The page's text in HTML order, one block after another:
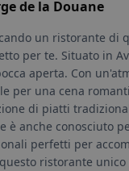
de la Douane
un ristorante di
per te. Situato in
aperta. Con
per una cena
di piatti
è anche conosciuto
perfetti per
ristorante